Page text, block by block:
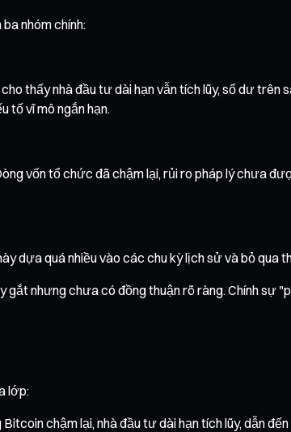
ba nhóm chính:
thấy nhà đầu tư dài hạn vẫn tích lũy, số dư
tố vĩ mô ngắn hạn.
vốn tổ chức đã chậm lại, rủi ro pháp lý chưa
dựa quá nhiều vào các chu kỳ lịch sử và bỏ
gắt nhưng chưa có đồng thuận rõ ràng. Chính sự
lớp:
chậm lại, nhà đầu tư dài hạn tích lũy, dẫn